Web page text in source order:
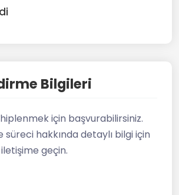
Bilgileri
için başvurabilirsiniz.
hakkında detaylı bilgi için
geçin.